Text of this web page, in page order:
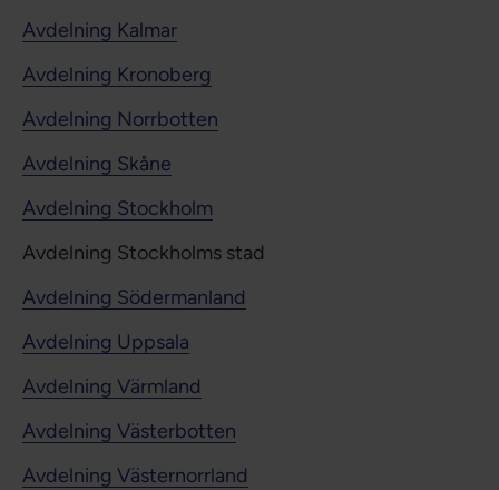
Avdelning Kalmar
Avdelning Kronoberg
Avdelning Norrbotten
Avdelning Skåne
Avdelning Stockholm
Avdelning Stockholms stad
Avdelning Södermanland
Avdelning Uppsala
Avdelning Värmland
Avdelning Västerbotten
Avdelning Västernorrland